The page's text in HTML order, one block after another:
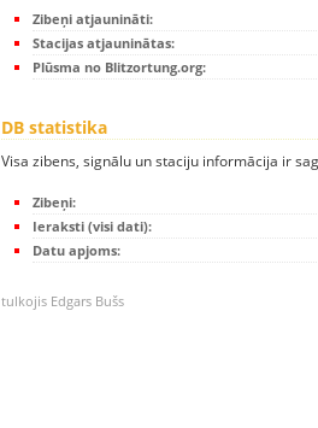
Zibeņi atjaunināti:
Stacijas atjauninātas:
Plūsma no Blitzortung.org:
DB statistika
Visa zibens, signālu un staciju informācija ir
Zibeņi:
Ieraksti (visi dati):
Datu apjoms:
tulkojis Edgars Bušs